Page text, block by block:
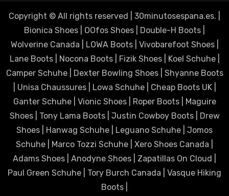
Copyright © All rights reserved 30minutosespana.es. |
Bionica Shoes
OOfos Shoes Double-H Boots
Wolverine Canada
LOWA Boots| Vivobarefoot Shoes|
Lane Boots| Nocona Boots| Fizik Shoes| Koel Schuhe|
Camper Schuhe| Dexter Bowling Shoes| Shyanne Boots
Unisa Chaussures| Lowa Schuhe| Cheap Boots UK
Ganter Schuhe
Vionic Shoes| Roper Boots| Maguire
Shoes| Tony Lama Boots| Justin Cowboy Boots| Drew
Shoes
Hanwag Schuhe Leguano Schuhe
Jomos
Schuhe
Marco Tozzi Schuhe Xero Shoes Canada
Adams Shoes
Anodyne Shoes Zapatillas On Cloud
Paul Green Schuhe
Tory Burch Canada
Vasque Hiking
Boots